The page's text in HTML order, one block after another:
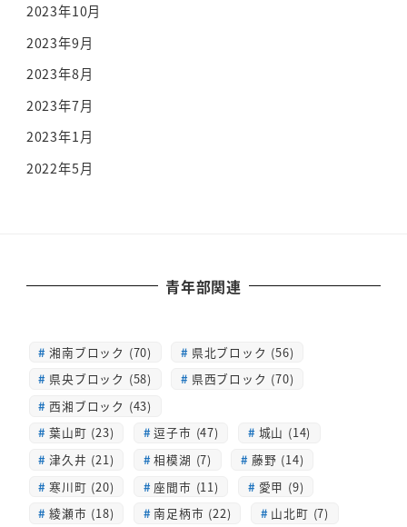
2023年10月
2023年9月
2023年8月
2023年7月
2023年1月
2022年5月
青年部関連
湘南ブロック (70)
県北ブロック (56)
県央ブロック (58)
県西ブロック (70)
西湘ブロック (43)
葉山町 (23)
逗子市 (47)
城山 (14)
津久井 (21)
相模湖 (7)
藤野 (14)
寒川町 (20)
座間市 (11)
愛甲 (9)
綾瀬市 (18)
南足柄市 (22)
山北町 (7)